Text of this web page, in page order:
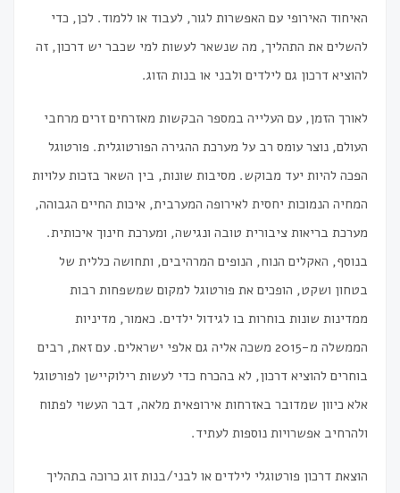
האיחוד האירופי עם האפשרות לגור, לעבוד או ללמוד. לכן, כדי
להשלים את התהליך, מה שנשאר לעשות למי שכבר יש דרכון, זה
להוציא דרכון גם לילדים ולבני או בנות הזוג.
לאורך הזמן, עם העלייה במספר הבקשות מאזרחים זרים מרחבי
העולם, נוצר עומס רב על מערכת ההגירה הפורטוגלית. פורטוגל
הפכה להיות יעד מבוקש. מסיבות שונות, בין השאר בזכות עלויות
המחיה הנמוכות יחסית לאירופה המערבית, איכות החיים הגבוהה,
מערכת בריאות ציבורית טובה ונגישה, ומערכת חינוך איכותית.
בנוסף, האקלים הנוח, הנופים המרהיבים, ותחושה כללית של
בטחון ושקט, הופכים את פורטוגל למקום שמשפחות רבות
ממדינות שונות בוחרות בו לגידול ילדים. כאמור, מדיניות
הממשלה מ-2015 משכה אליה גם אלפי ישראלים. עם זאת, רבים
בוחרים להוציא דרכון, לא בהכרח כדי לעשות רילוקיישן לפורטוגל
אלא כיוון שמדובר באזרחות אירופאית מלאה, דבר העשוי לפתוח
ולהרחיב אפשרויות נוספות לעתיד.
הוצאת דרכון פורטוגלי לילדים או לבני/בנות זוג כרוכה בתהליך